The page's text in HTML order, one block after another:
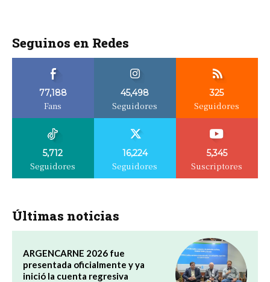
Seguinos en Redes
77,188
Fans
45,498
Seguidores
325
Seguidores
5,712
Seguidores
16,224
Seguidores
5,345
Suscriptores
Últimas noticias
ARGENCARNE 2026 fue
presentada oficialmente y ya
inició la cuenta regresiva